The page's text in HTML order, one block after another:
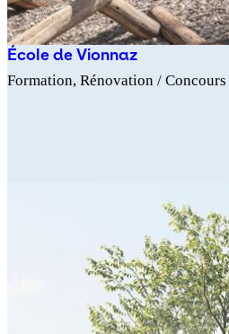
École de Vionnaz
Formation Rénovation / Concours